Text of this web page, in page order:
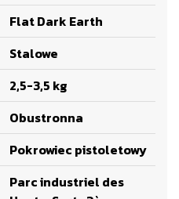
Flat Dark Earth
Stalowe
2,5-3,5 kg
Obustronna
Pokrowiec pistoletowy
Parc industriel des